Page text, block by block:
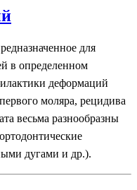
для
в определенном
деформаций
моляра, рецидива
весьма разнообразны
дугами и др.).